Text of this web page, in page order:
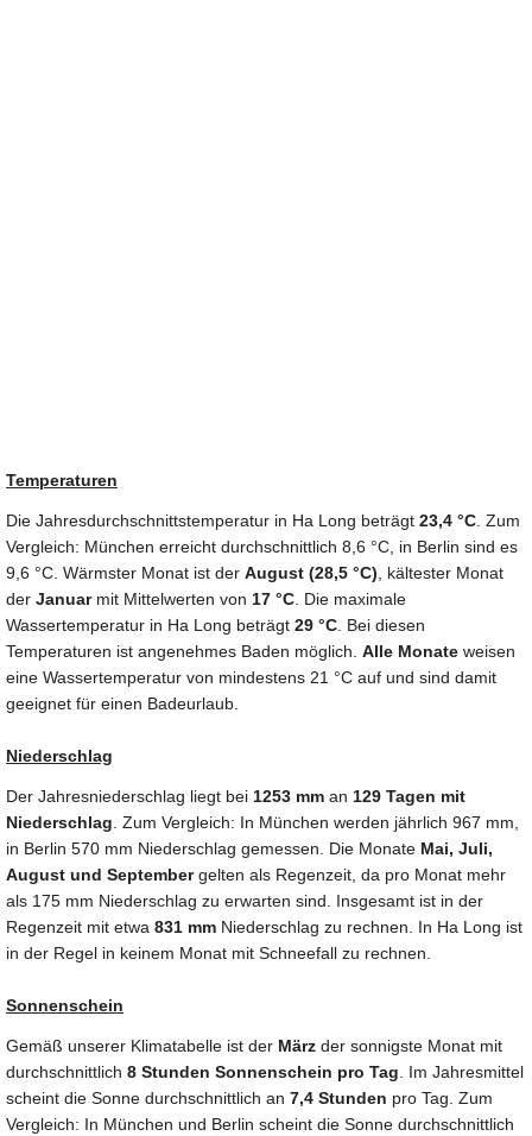
Temperaturen
Die Jahresdurchschnittstemperatur in Ha Long beträgt 23,4 °C . Zum
Vergleich: München erreicht durchschnittlich 8,6 °C, in Berlin sind es
9,6 °C. Wärmster Monat ist der August (28,5 °C) , kältester Monat
der Januarmit Mittelwerten von 17 °C . Die maximale
Wassertemperatur in Ha Long beträgt 29 °C . Bei diesen
Temperaturen ist angenehmes Baden möglich. Alle Monate weisen
eine Wassertemperatur von mindestens 21 °C auf und sind damit
geeignet für einen Badeurlaub.
Niederschlag
Der Jahresniederschlag liegt bei 1253 mm an 129 Tagen mit
Niederschlag . Zum Vergleich: In München werden jährlich 967 mm,
in Berlin 570 mm Niederschlag gemessen. Die Monate Mai, Juli,
August und Septembergelten als Regenzeit, da pro Monat mehr
als 175 mm Niederschlag zu erwarten sind. Insgesamt ist in der
Regenzeit mit etwa 831 mm Niederschlag zu rechnen. In Ha Long ist
in der Regel in keinem Monat mit Schneefall zu rechnen.
Sonnenschein
Gemäß unserer Klimatabelle ist der März der sonnigste Monat mit
durchschnittlich 8 Stunden Sonnenschein pro Tag . Im Jahresmittel
scheint die Sonne durchschnittlich an 7,4 Stunden pro Tag. Zum
Vergleich: In München und Berlin scheint die Sonne durchschnittlich